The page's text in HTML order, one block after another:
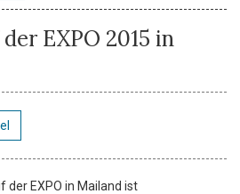
EXPO 2015 in
der EXPO in Mailand ist